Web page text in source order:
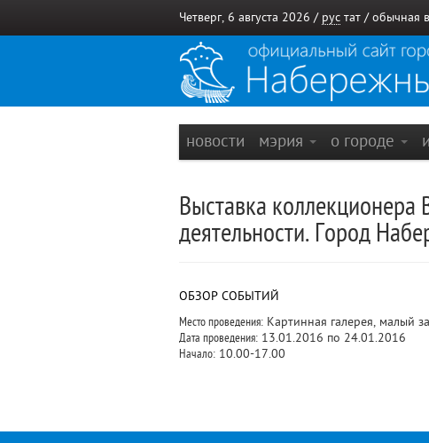
Четверг, 6 августа 2026 / рус тат / обычная
новости мэрия о городе
Выставка
деятельности. Город
ОБЗОР СОБЫТИЙ
Место проведения: Картинная галерея, малый
Дата проведения: 13.01.2016 по 24.01.2016
Начало: 10.00-17.00